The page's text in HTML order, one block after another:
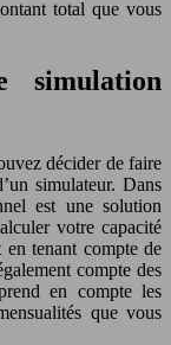
total que vous
simulation
décider de faire
simulateur. Dans
est une solution
votre capacité
tenant compte de
compte des
en compte les
que vous